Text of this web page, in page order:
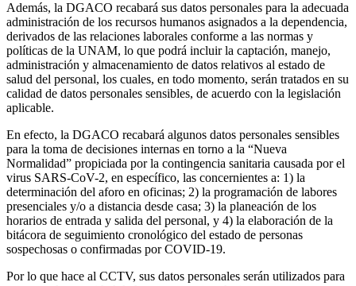
Además, la DGACO recabará sus datos personales para la adecuada
administración de los recursos humanos asignados a la dependencia,
derivados de las relaciones laborales conforme a las normas y
políticas de la UNAM, lo que podrá incluir la captación, manejo,
administración y almacenamiento de datos relativos al estado de
salud del personal, los cuales, en todo momento, serán tratados en su
calidad de datos personales sensibles, de acuerdo con la legislación
aplicable.
En efecto, la DGACO recabará algunos datos personales sensibles
para la toma de decisiones internas en torno a la “Nueva
Normalidad” propiciada por la contingencia sanitaria causada por el
virus SARS-CoV-2, en específico, las concernientes a: 1) la
determinación del aforo en oficinas; 2) la programación de labores
presenciales y/o a distancia desde casa; 3) la planeación de los
horarios de entrada y salida del personal, y 4) la elaboración de la
bitácora de seguimiento cronológico del estado de personas
sospechosas o confirmadas por COVID-19.
Por lo que hace al CCTV, sus datos personales serán utilizados para